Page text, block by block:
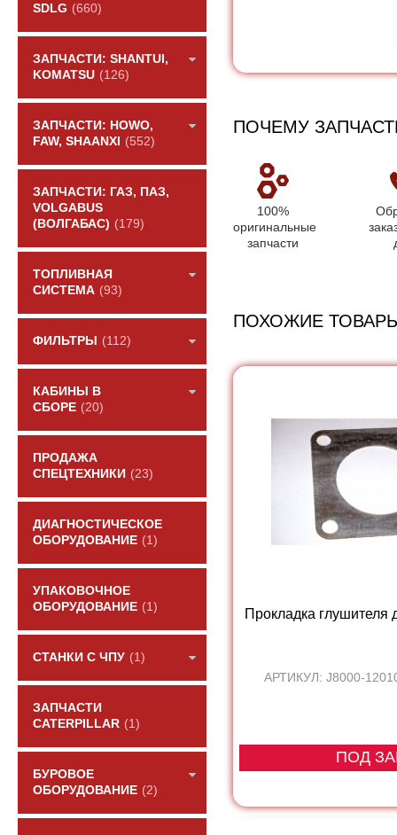
SDLG (660)
ЗАПЧАСТИ: SHANTUI,
KOMATSU (126)
ЗАПЧАСТИ: HOWO,
FAW, SHAANXI
(552)
ЗАПЧАСТИ: ГАЗ, ПАЗ,
VOLGABUS
(ВОЛГАБАС) (179)
ТОПЛИВНАЯ
СИСТЕМА (93)
ФИЛЬТРЫ (112)
КАБИНЫ В
СБОРЕ (20)
ПРОДАЖА
СПЕЦТЕХНИКИ (23)
ДИАГНОСТИЧЕСКОЕ
ОБОРУДОВАНИЕ (1)
УПАКОВОЧНОЕ
ОБОРУДОВАНИЕ (1)
СТАНКИ С ЧПУ (1)
ЗАПЧАСТИ
CATERPILLAR (1)
БУРОВОЕ
ОБОРУДОВАНИЕ (2)
ПОЧЕМУ
100%
оригинальные
запчасти
ПОХОЖИЕ
Прокладка глушителя
АРТИКУЛ: J8000-
ПОД